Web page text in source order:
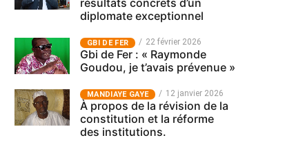
résultats concrets d’un
diplomate exceptionnel
GBI DE FER 22 février 2026
Gbi de Fer : « Raymonde
Goudou, je t’avais prévenue »
MANDIAYE GAYE 12 janvier 2026
À propos de la révision de la
constitution et la réforme
des institutions.